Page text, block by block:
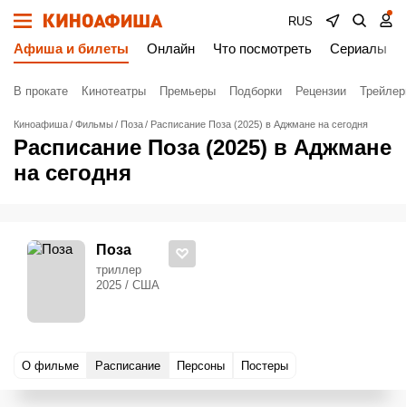
RUS
Афиша и билеты Онлайн Что посмотреть Сериалы
В прокате Кинотеатры Премьеры Подборки Рецензии
Киноафиша Фильмы Поза Расписание Поза (2025) в Аджмане на сегодня
Расписание Поза (2025) в Аджмане
на сегодня
Поза
триллер
2025 / США
О фильме Расписание Персоны Постеры